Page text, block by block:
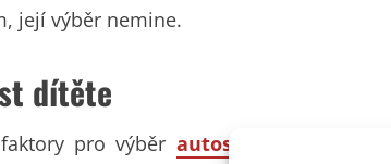
její výběr nemine.
dítěte
pro výběr autosedačky
je